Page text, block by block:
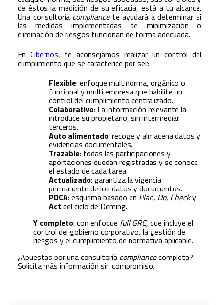
de éstos la medición de su eficacia, está a tu alcance.
Una consultoría compliancete ayudará a determinar si
las medidas implementadas de minimización o
eliminación de riesgos funcionan de forma adecuada.
En Cibernos, te aconsejamos realizar un control del
cumplimiento que se caracterice por ser:
Flexible: enfoque multinorma, orgánico o
funcional y multi empresa que habilite un
control del cumplimiento centralizado.
Colaborativo: La información relevante la
introduce su propietario, sin intermediar
terceros.
Auto alimentado: recoge y almacena datos y
evidencias documentales.
Trazable: todas las participaciones y
aportaciones quedan registradas y se conoce
el estado de cada tarea.
Actualizado: garantiza la vigencia
permanente de los datos y documentos.
PDCA: esquema basado en Plan, Do, Checky
Act del ciclo de Deming.
Y completo: con enfoque full GRC, que incluye el
control del gobierno corporativo, la gestión de
riesgos y el cumplimiento de normativa aplicable.
¿Apuestas por una consultoría compliancecompleta?
Solicita más información sin compromiso.